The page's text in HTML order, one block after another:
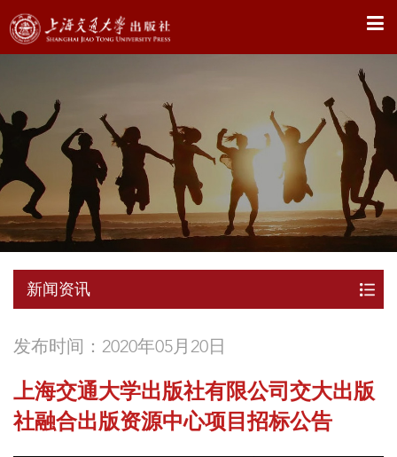
X
新闻资讯
发布时间：2020年05月20日
上海交通大学出版社有限公司交大出版
社融合出版资源中心项目招标公告